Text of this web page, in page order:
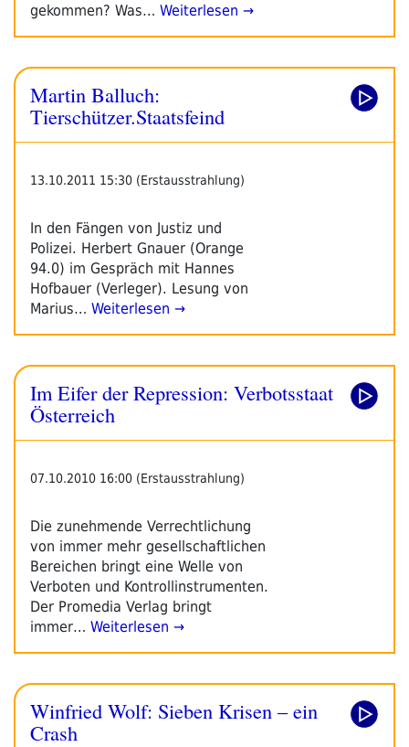
gekommen? Was… Weiterlesen →
Martin Balluch:
Tierschützer.Staatsfeind
13.10.2011 15:30 (Erstausstrahlung)
In den Fängen von Justiz und
Polizei. Herbert Gnauer (Orange
94.0) im Gespräch mit Hannes
Hofbauer (Verleger). Lesung von
Marius… Weiterlesen →
Im Eifer der Repression: Verbotsstaat
Österreich
07.10.2010 16:00 (Erstausstrahlung)
Die zunehmende Verrechtlichung
von immer mehr gesellschaftlichen
Bereichen bringt eine Welle von
Verboten und Kontrollinstrumenten.
Der Promedia Verlag bringt
immer… Weiterlesen →
Winfried Wolf: Sieben Krisen – ein
Crash